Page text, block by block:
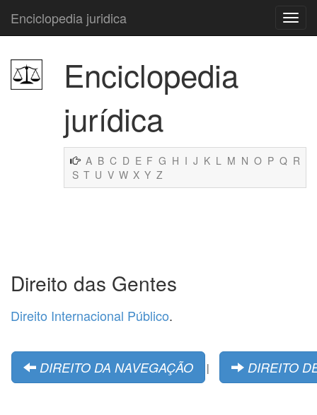
Enciclopedia juridica
Enciclopedia
jurídica
A B C D E F G H I J K L M N O P Q R
S T U V W X Y Z
Direito das Gentes
Direito Internacional Público.
DIREITO DA NAVEGAÇÃO | DIREITO